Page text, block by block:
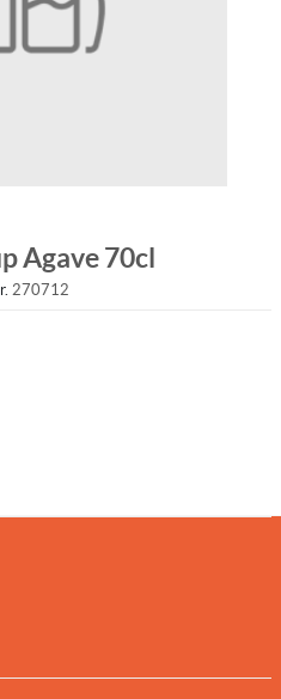
Agave 70cl
270712